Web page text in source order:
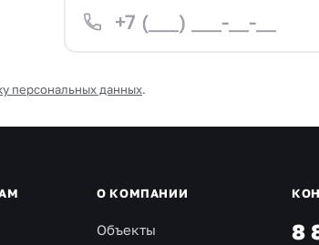
персональных данных.
О КОМПАНИИ
Объекты 8